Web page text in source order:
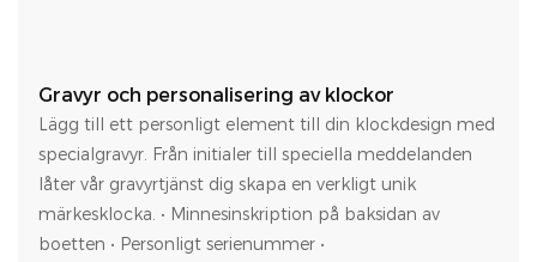
Gravyr och personalisering av klockor
Lägg till ett personligt element till din klockdesign med
specialgravyr. Från initialer till speciella meddelanden
låter vår gravyrtjänst dig skapa en verkligt unik
märkesklocka. • Minnesinskription på baksidan av
boetten • Personligt serienummer •